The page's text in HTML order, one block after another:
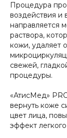
Процедура
воздействия
направляется
раствора,
кожи, удаляет
свежей,
процедуры.
«АтисМед»
вернуть коже
цвет лица,
эффект